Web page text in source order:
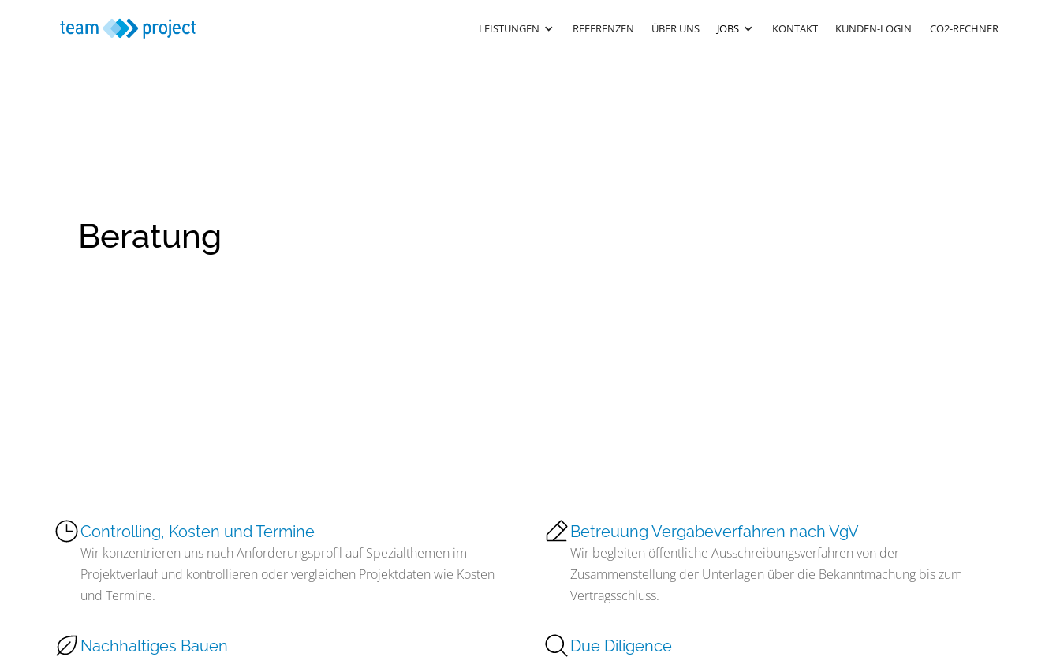
LEISTUNGEN REFERENZEN ÜBER UNS JOBS KONTAKT KUNDEN-LOGIN CO2-RECHNER
Beratung
Controlling, Kosten und Termine
Wir konzentrieren uns nach Anforderungsprofil auf Spezialthemen im
Projektverlauf und kontrollieren oder vergleichen Projektdaten wie Kosten
und Termine.
Betreuung Vergabeverfahren nach VgV
Wir begleiten öffentliche Ausschreibungsverfahren von der
Zusammenstellung der Unterlagen über die Bekanntmachung bis zum
Vertragsschluss.
Nachhaltiges Bauen Due Diligence